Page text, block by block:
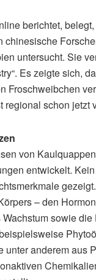
berichtet,
untersucht. Sie
Es zeigte sich,
Froschweibchen
schon jetzt
von
entwickelt.
– den
sowie
anderem aus